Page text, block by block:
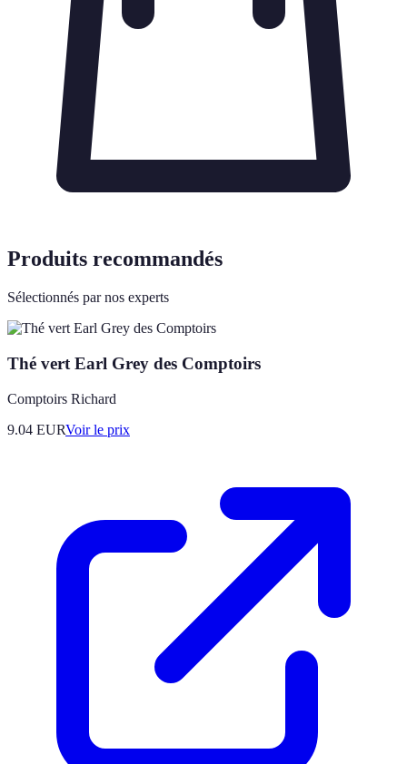
Produits recommandés
Sélectionnés par nos experts
Thé vert Earl Grey des Comptoirs
Comptoirs Richard
9.04 EURVoir le prix